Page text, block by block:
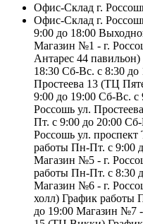
Офис-Склад г.
Офис-Склад г.
9:00 до 18:00
Магазин №1 - г.
Антарес 44
18:30 Сб-Вс. с 8:30
Простеева 13 (ТЦ
9:00 до 19:00 Сб-Вс.
Россошь ул.
Пт. с 9:00 до 20:00
Россошь ул.
работы Пн-Пт. с 9:00
Магазин №5 - г.
работы Пн-Пт. с 8:30
Магазин №6 - г.
холл) График работы
до 19:00 Магазин №7